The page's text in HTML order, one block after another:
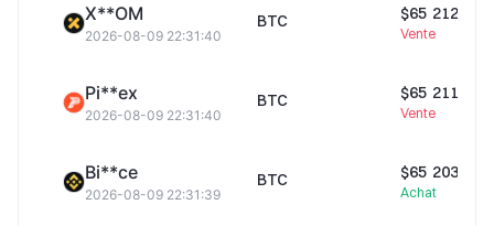
X**OM
2026-08-09 22:31:40
BTC $65 212,00
Vente
Pi**ex
2026-08-09 22:31:40
BTC $65 211,99
Vente
Bi**ce
2026-08-09 22:31:39
BTC $65 203,18
Achat